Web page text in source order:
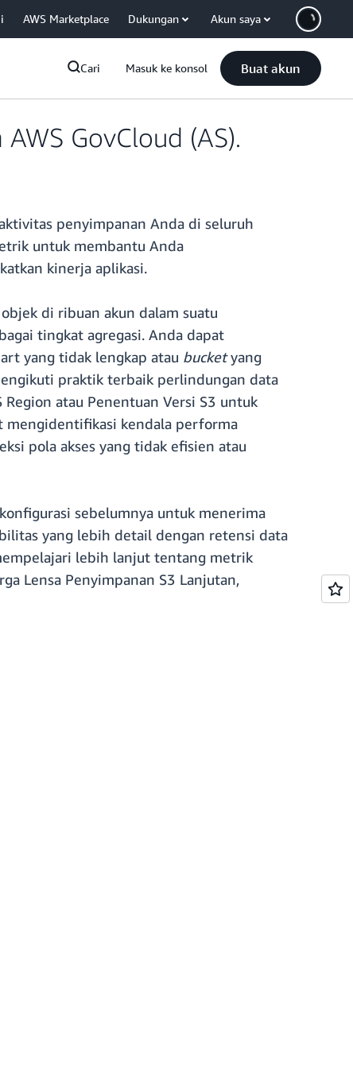
AWS Marketplace Dukungan Akun saya
Cari Masuk ke konsol Buat akun
GovCloud (AS).
penyimpanan Anda di seluruh
untuk membantu Anda
kinerja aplikasi.
di ribuan akun dalam suatu
tingkat agregasi. Anda dapat
yang tidak lengkap atau bucketyang
praktik terbaik perlindungan data
atau Penentuan Versi S3 untuk
mengidentifikasi kendala performa
pola akses yang tidak efisien atau
sebelumnya untuk menerima
yang lebih detail dengan retensi data
lebih lanjut tentang metrik
Lensa Penyimpanan S3 Lanjutan,